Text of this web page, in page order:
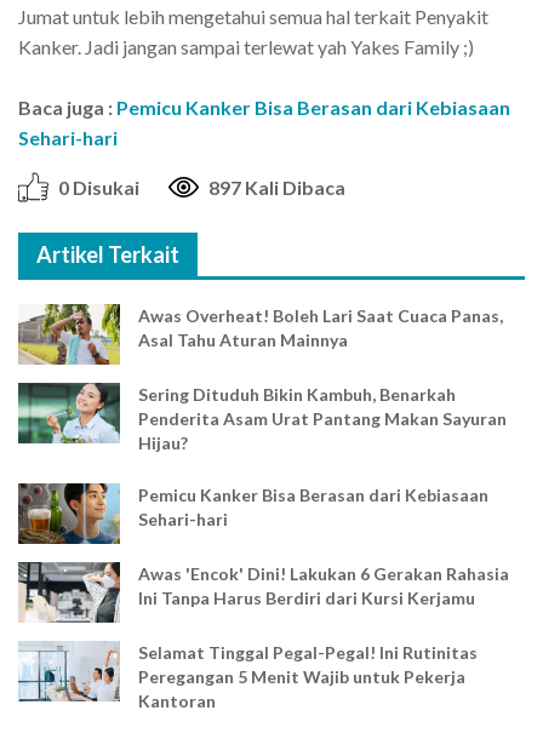
Jumat untuk lebih mengetahui semua hal terkait Penyakit
Kanker. Jadi jangan sampai terlewat yah Yakes Family ;)
Baca juga : Pemicu Kanker Bisa Berasan dari Kebiasaan
Sehari-hari
0 Disukai 897 Kali Dibaca
Artikel Terkait
Awas Overheat! Boleh Lari Saat Cuaca Panas,
Asal Tahu Aturan Mainnya
Sering Dituduh Bikin Kambuh, Benarkah
Penderita Asam Urat Pantang Makan Sayuran
Hijau?
Pemicu Kanker Bisa Berasan dari Kebiasaan
Sehari-hari
Awas 'Encok' Dini! Lakukan 6 Gerakan Rahasia
Ini Tanpa Harus Berdiri dari Kursi Kerjamu
Selamat Tinggal Pegal-Pegal! Ini Rutinitas
Peregangan 5 Menit Wajib untuk Pekerja
Kantoran